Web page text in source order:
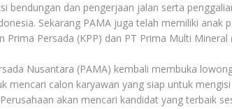
bendungan dan pengerjaan jalan serta
Sekarang PAMA juga telah memiliki anak
Prima Persada (KPP) dan PT Prima Multi Mineral
Nusantara (PAMA) kembali membuka
mencari calon karyawan yang siap untuk
akan mencari kandidat yang terbaik